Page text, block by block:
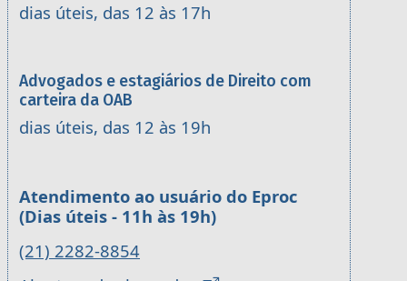
dias úteis, das 12 às 17h
Advogados e estagiários de Direito com
carteira da OAB
dias úteis, das 12 às 19h
Atendimento ao usuário do Eproc
(Dias úteis - 11h às 19h)
(21) 2282-8854